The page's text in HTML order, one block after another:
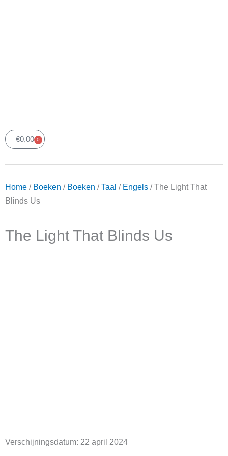
€0,00 0
Winkelwagen
Home /Boeken /Boeken/Taal/Engels/ The Light
That Blinds Us
The Light That Blinds Us
Verschijningsdatum:22 april 2024